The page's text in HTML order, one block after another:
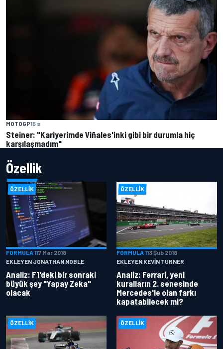
MOTOGP15 s
Steiner: "Kariyerimde Viñales'inki gibi bir durumla hiç
karşılaşmadım"
Özellik
ÖZELLIK
FORMULA 117 Mar 2018
EKLEYEN JONATHAN NOBLE
Analiz: F1'deki bir sonraki
büyük şey "Yapay Zeka"
olacak
ÖZELLIK
FORMULA 113 Şub 2018
EKLEYEN KEVIN TURNER
Analiz: Ferrari, yeni
kuralların 2. senesinde
Mercedes'le olan farkı
kapatabilecek mi?
ÖZELLIK ÖZELLIK